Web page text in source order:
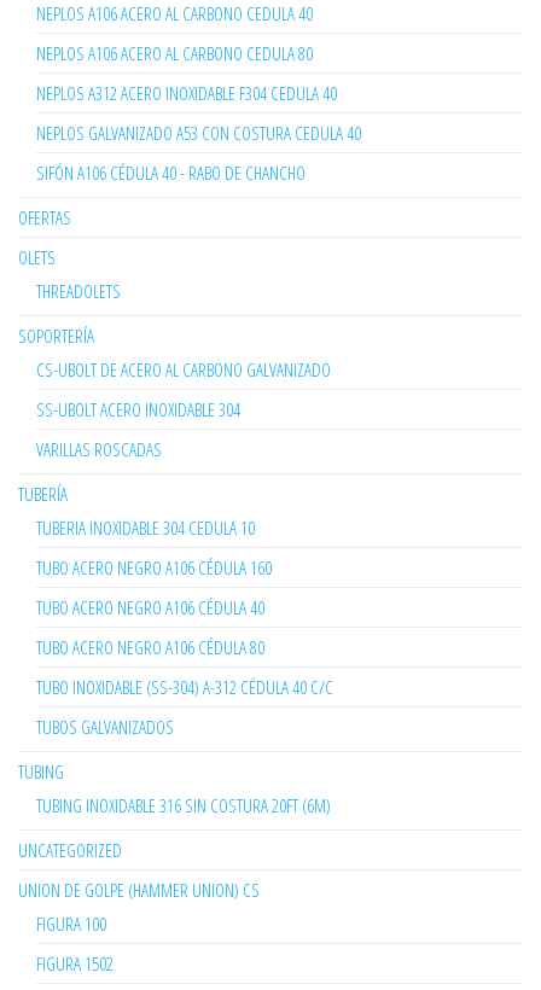
NEPLOS A106 ACERO AL CARBONO CEDULA 40
NEPLOS A106 ACERO AL CARBONO CEDULA 80
NEPLOS A312 ACERO INOXIDABLE F304 CEDULA 40
NEPLOS GALVANIZADO A53 CON COSTURA CEDULA 40
SIFÓN A106 CÉDULA 40 - RABO DE CHANCHO
OFERTAS
OLETS
THREADOLETS
SOPORTERÍA
CS-UBOLT DE ACERO AL CARBONO GALVANIZADO
SS-UBOLT ACERO INOXIDABLE 304
VARILLAS ROSCADAS
TUBERÍA
TUBERIA INOXIDABLE 304 CEDULA 10
TUBO ACERO NEGRO A106 CÉDULA 160
TUBO ACERO NEGRO A106 CÉDULA 40
TUBO ACERO NEGRO A106 CÉDULA 80
TUBO INOXIDABLE (SS-304) A-312 CÉDULA 40 C/C
TUBOS GALVANIZADOS
TUBING
TUBING INOXIDABLE 316 SIN COSTURA 20FT (6M)
UNCATEGORIZED
UNION DE GOLPE (HAMMER UNION) CS
FIGURA 100
FIGURA 1502